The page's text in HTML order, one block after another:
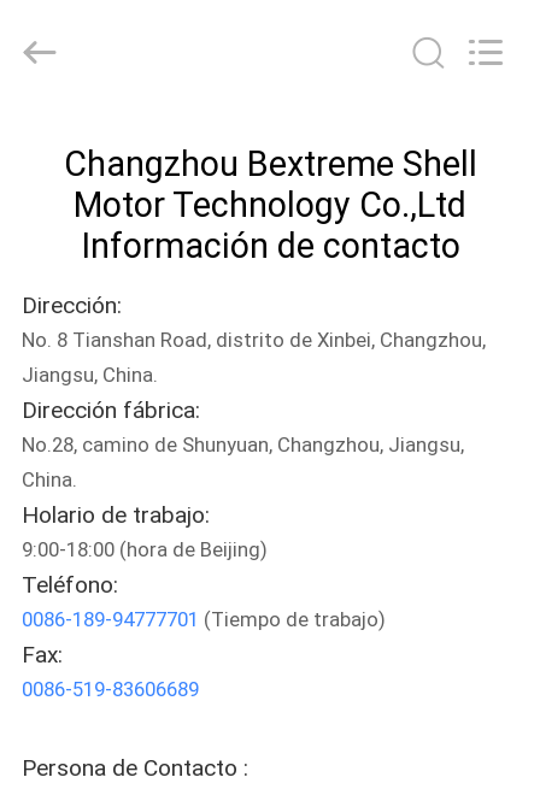
PRODUCTOS
SOBRE
NOSOTROS
VISITA
LA
FÁBRICA
CONTROL
CALIDAD
Motor
Changzhou Bextreme Shell
Motor Technology Co.,Ltd
Información de contacto
Dirección:
No. 8 Tianshan Road, distrito de Xinbei, Changzhou,
Jiangsu, China.
Dirección fábrica:
No.28, camino de Shunyuan, Changzhou, Jiangsu,
China.
Holario de trabajo:
9:00-18:00 (hora de Beijing)
Teléfono:
0086-189-94777701 (Tiempo de trabajo)
Fax:
0086-519-83606689
Persona de Contacto :